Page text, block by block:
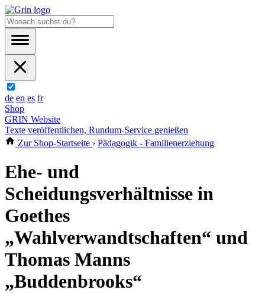
de en es fr
Shop
GRIN Website
Texte veröffentlichen, Rundum-Service genießen
Zur Shop-Startseite › Pädagogik - Familienerziehung
Ehe- und
Scheidungsverhältnisse in
Goethes
„Wahlverwandtschaften“ und
Thomas Manns
„Buddenbrooks“